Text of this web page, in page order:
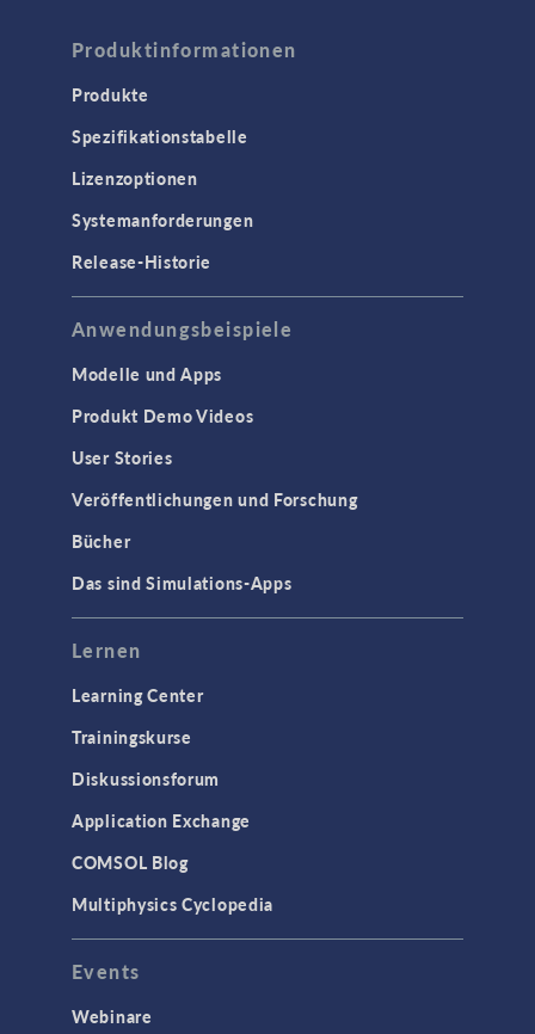
Produktinformationen
Produkte
Spezifikationstabelle
Lizenzoptionen
Systemanforderungen
Release-Historie
Anwendungsbeispiele
Modelle und Apps
Produkt Demo Videos
User Stories
Veröffentlichungen und Forschung
Bücher
Das sind Simulations-Apps
Lernen
Learning Center
Trainingskurse
Diskussionsforum
Application Exchange
COMSOL Blog
Multiphysics Cyclopedia
Events
Webinare